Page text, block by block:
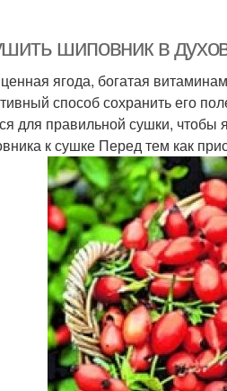
шиповник в
ягода, богатая
способ сохранить его
для правильной сушки, чтобы
к сушке Перед тем как